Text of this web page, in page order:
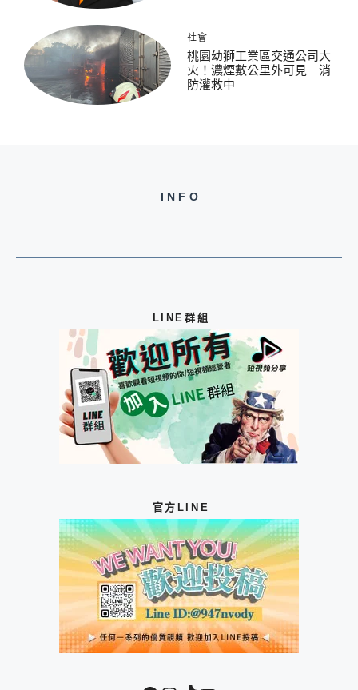
社會
桃園幼獅工業區交通公司大
火！濃煙數公里外可見 消
防灌救中
INFO
LINE群組
官方LINE